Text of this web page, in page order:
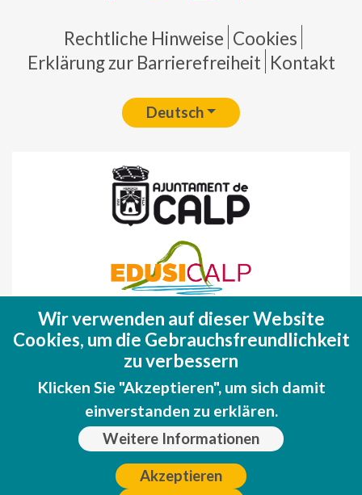
Pie de página
Rechtliche Hinweise Cookies
Erklärung zur Barrierefreiheit Kontakt
Deutsch
Fondo Europeo de Desarrollo Regional
(FEDER)
Una manera de hacer EUROPA
Wir verwenden auf dieser Website
Cookies, um die Gebrauchsfreundlichkeit
zu verbessern
Klicken Sie "Akzeptieren", um sich damit
einverstanden zu erklären.
Weitere Informationen
Akzeptieren